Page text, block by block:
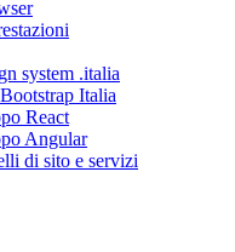
system .italia
Italia
React
Angular
di sito e servizi